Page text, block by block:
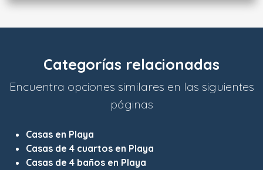
Categorías relacionadas
Encuentra opciones similares en las siguientes
páginas
Casas en Playa
Casas de 4 cuartos en Playa
Casas de 4 baños en Playa